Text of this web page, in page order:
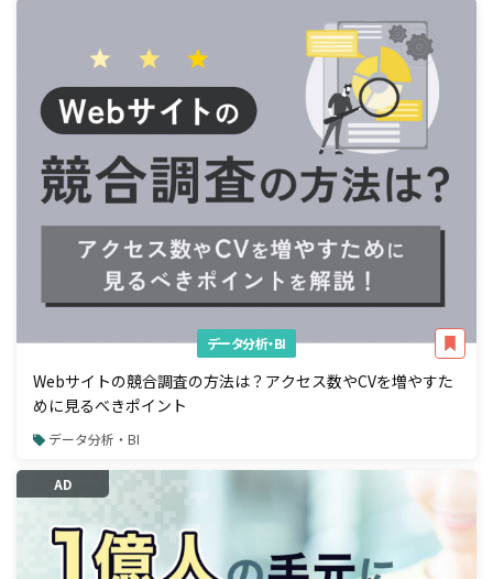
データ分析・BI
Webサイトの競合調査の方法は？アクセス数やCVを増やすた
めに見るべきポイント
データ分析・BI
AD